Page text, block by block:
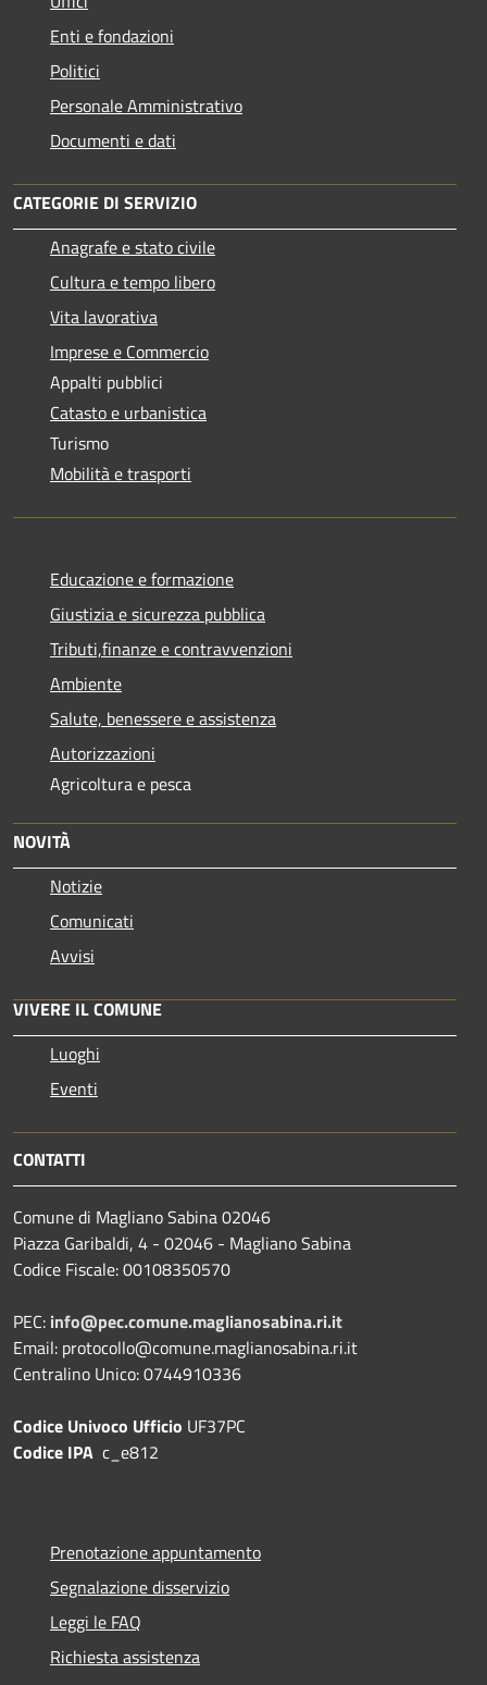
Enti e fondazioni
Politici
Personale Amministrativo
Documenti e dati
CATEGORIE DI SERVIZIO
Anagrafe e stato civile
Cultura e tempo libero
Vita lavorativa
Imprese e Commercio
Appalti pubblici
Catasto e urbanistica
Turismo
Mobilità e trasporti
Educazione e formazione
Giustizia e sicurezza pubblica
Tributi,finanze e contravvenzioni
Ambiente
Salute, benessere e assistenza
Autorizzazioni
Agricoltura e pesca
NOVITÀ
Notizie
Comunicati
Avvisi
VIVERE IL COMUNE
Luoghi
Eventi
CONTATTI
Comune di Magliano Sabina 02046
Piazza Garibaldi, 4 - 02046 - Magliano Sabina
Codice Fiscale: 00108350570
PEC: info@pec.comune.maglianosabina.ri.it
Email: protocollo@comune.maglianosabina.ri.it
Centralino Unico: 0744910336
Codice Univoco Ufficio UF37PC
Codice IPA c_e812
Prenotazione appuntamento
Segnalazione disservizio
Leggi le FAQ
Richiesta assistenza